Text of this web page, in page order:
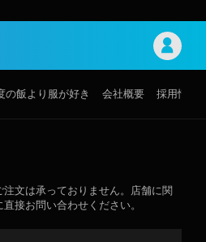
の飯より服が好き 会社概要 採用情報
文は承っておりません。店舗に関
接お問い合わせください。